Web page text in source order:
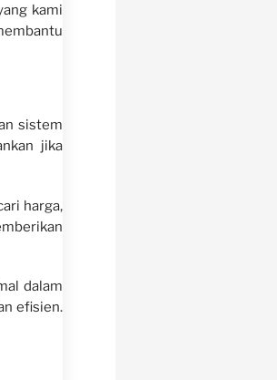
kami
sistem
jika
harga,
dalam
efisien.